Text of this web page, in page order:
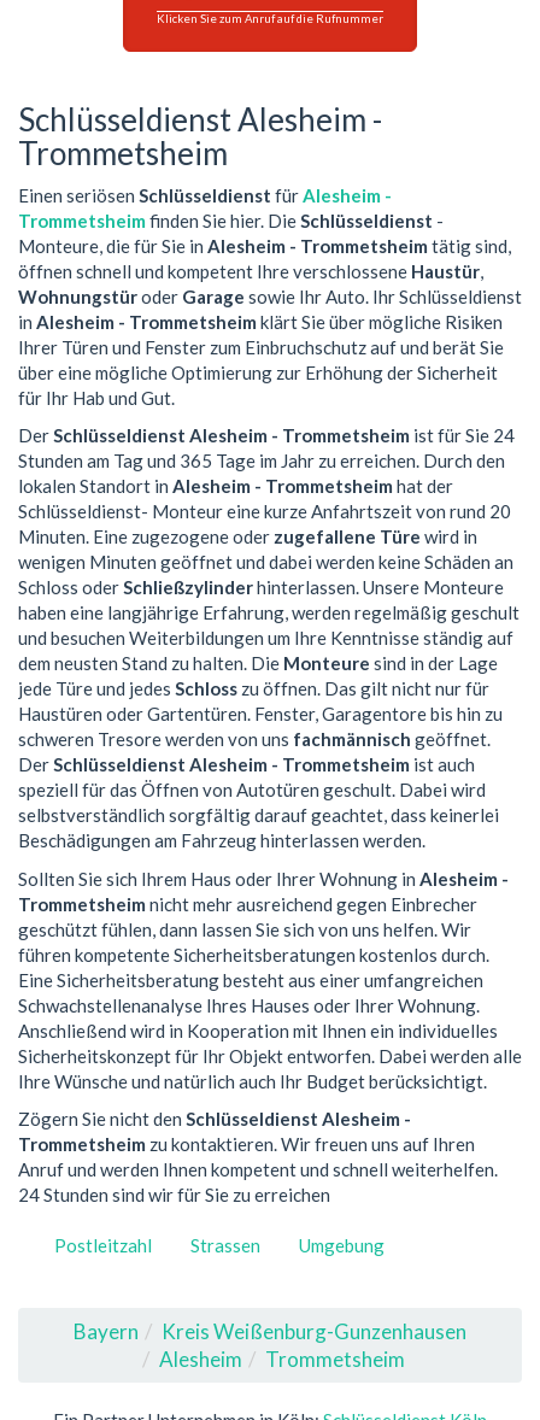
Klicken Sie zum Anruf auf die Rufnummer
Schlüsseldienst Alesheim -
Trommetsheim
Einen seriösen Schlüsseldienst fürAlesheim -
Trommetsheim finden Sie hier. DieSchlüsseldienst -
Monteure, die für Sie in Alesheim - Trommetsheim tätig sind,
öffnen schnell und kompetent Ihre verschlossene Haustür,
Wohnungstüroder Garage sowie Ihr Auto. Ihr Schlüsseldienst
in Alesheim - Trommetsheim klärt Sie über mögliche Risiken
Ihrer Türen und Fenster zum Einbruchschutz auf und berät Sie
über eine mögliche Optimierung zur Erhöhung der Sicherheit
für Ihr Hab und Gut.
DerSchlüsseldienst Alesheim - Trommetsheim ist für Sie 24
Stunden am Tag und 365 Tage im Jahr zu erreichen. Durch den
lokalen Standort in Alesheim - Trommetsheim hat der
Schlüsseldienst- Monteur eine kurze Anfahrtszeit von rund 20
Minuten. Eine zugezogene oder zugefallene Türe wird in
wenigen Minuten geöffnet und dabei werden keine Schäden an
Schloss oderSchließzylinderhinterlassen. Unsere Monteure
haben eine langjährige Erfahrung, werden regelmäßig geschult
und besuchen Weiterbildungen um Ihre Kenntnisse ständig auf
dem neusten Stand zu halten. Die Monteure sind in der Lage
jede Türe und jedes Schloss zu öffnen. Das gilt nicht nur für
Haustüren oder Gartentüren. Fenster, Garagentore bis hin zu
schweren Tresore werden von uns fachmännisch geöffnet.
DerSchlüsseldienst Alesheim - Trommetsheim ist auch
speziell für das Öffnen von Autotüren geschult. Dabei wird
selbstverständlich sorgfältig darauf geachtet, dass keinerlei
Beschädigungen am Fahrzeug hinterlassen werden.
Sollten Sie sich Ihrem Haus oder Ihrer Wohnung in Alesheim -
Trommetsheim nicht mehr ausreichend gegen Einbrecher
geschützt fühlen, dann lassen Sie sich von uns helfen. Wir
führen kompetente Sicherheitsberatungen kostenlos durch.
Eine Sicherheitsberatung besteht aus einer umfangreichen
Schwachstellenanalyse Ihres Hauses oder Ihrer Wohnung.
Anschließend wird in Kooperation mit Ihnen ein individuelles
Sicherheitskonzept für Ihr Objekt entworfen. Dabei werden alle
Ihre Wünsche und natürlich auch Ihr Budget berücksichtigt.
Zögern Sie nicht den Schlüsseldienst Alesheim -
Trommetsheim zu kontaktieren. Wir freuen uns auf Ihren
Anruf und werden Ihnen kompetent und schnell weiterhelfen.
24 Stunden sind wir für Sie zu erreichen
Postleitzahl Strassen Umgebung
Bayern
Kreis Weißenburg-Gunzenhausen
Alesheim
Trommetsheim